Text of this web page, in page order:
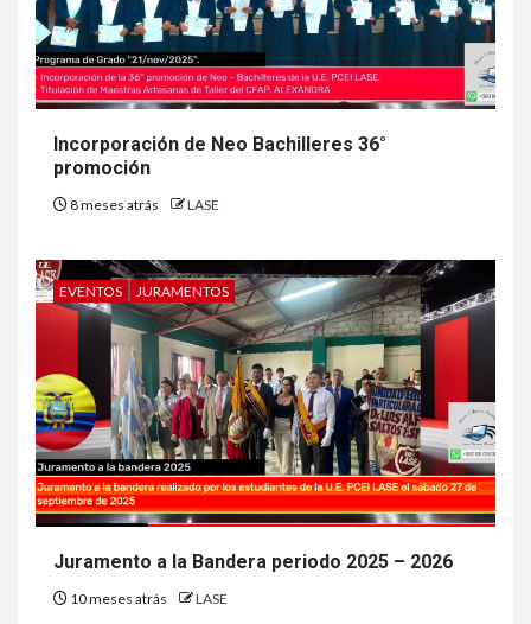
Incorporación de Neo Bachilleres 36°
promoción
8 meses atrás LASE
EVENTOS JURAMENTOS
Juramento a la Bandera periodo 2025 – 2026
10 meses atrás LASE